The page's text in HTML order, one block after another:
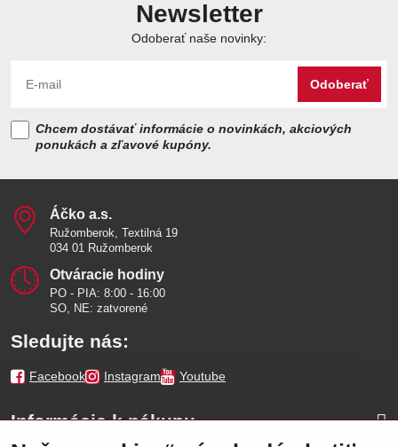
Newsletter
Odoberať naše novinky:
Odoberať
Chcem dostávať informácie o novinkách, akciových
ponukách a zľavové kupóny.
Áčko a​.s​.
Ružomberok, Textilná 19
034 01 Ružomberok
Otváracie hodiny
PO - PIA: 8:00 - 16:00
SO, NE: zatvorené
Sledujte nás:
Facebook Instagram Youtube
Informácie k nákupu